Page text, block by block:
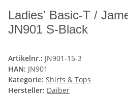
Ladies' Basic-T /
JN901 S-Black
Artikelnr.: JN901-15-3
HAN: JN901
Kategorie: Shirts & Tops
Hersteller: Daiber